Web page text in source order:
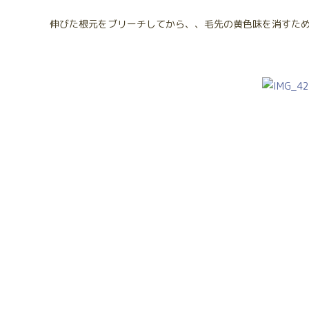
伸びた根元をブリーチしてから、、毛先の黄色味を消すた